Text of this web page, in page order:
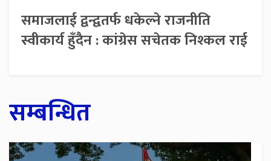
समाजलाई द्वन्द्वतर्फ धकेल्ने राजनीति
स्वीकार्य हुँदैन : कांग्रेस सचेतक निश्कल राई
सम्बन्धित